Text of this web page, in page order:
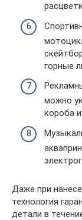
горные
можно
короба
Даже при
технология
детали в